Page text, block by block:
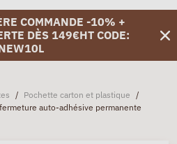
COMMANDE -10% +
DÈS 149€HT CODE:
/ Pochette carton et plastique /
auto-adhésive permanente